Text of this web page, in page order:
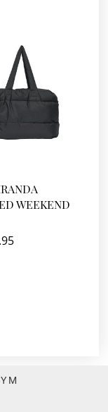
WEEKEND
M